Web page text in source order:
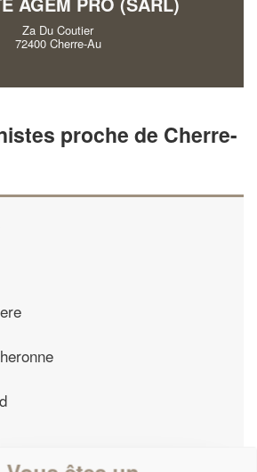
Za Du Coutier
72400 Cherre-Au
proche de Cherre-